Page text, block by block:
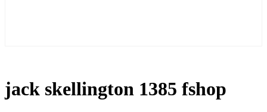
jack skellington 1385 fshop